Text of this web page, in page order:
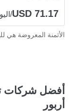
USD 71.17
/
الأثمنة المعروضة هي
أفضل شركات
أربور